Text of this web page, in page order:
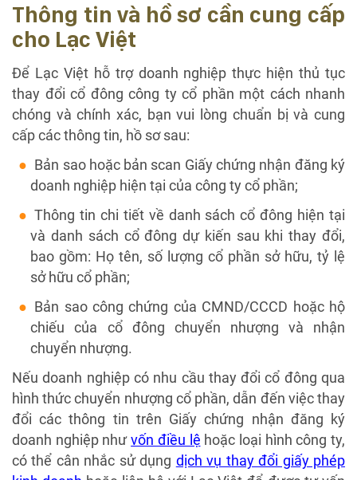
Thông tin và hồ sơ cần cung cấp
cho Lạc Việt
Để Lạc Việt hỗ trợ doanh nghiệp thực hiện thủ tục
thay đổi cổ đông công ty cổ phần một cách nhanh
chóng và chính xác, bạn vui lòng chuẩn bị và cung
cấp các thông tin, hồ sơ sau:
Bản sao hoặc bản scan Giấy chứng nhận đăng ký
doanh nghiệp hiện tại của công ty cổ phần;
Thông tin chi tiết về danh sách cổ đông hiện tại
và danh sách cổ đông dự kiến sau khi thay đổi,
bao gồm: Họ tên, số lượng cổ phần sở hữu, tỷ lệ
sở hữu cổ phần;
Bản sao công chứng của CMND/CCCD hoặc hộ
chiếu của cổ đông chuyển nhượng và nhận
chuyển nhượng.
Nếu doanh nghiệp có nhu cầu thay đổi cổ đông qua
hình thức chuyển nhượng cổ phần, dẫn đến việc thay
đổi các thông tin trên Giấy chứng nhận đăng ký
doanh nghiệp nhưvốn điều lệ hoặc loại hình công ty,
có thể cân nhắc sử dụng dịch vụ thay đổi giấy phép